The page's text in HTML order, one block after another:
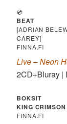
💿
BEAT
[ADRIAN
CAREY]
FINNA.FI
Live – Neon
2CD+Bluray |
BOKSIT
KING CRIMSON
FINNA.FI